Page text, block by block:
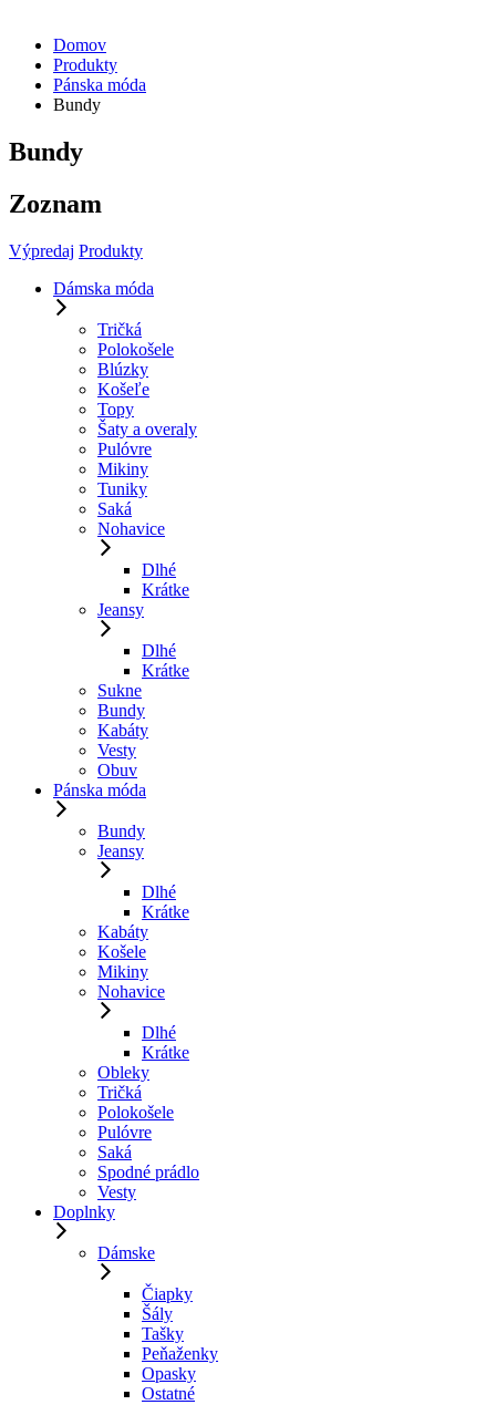
Domov
Produkty
Pánska móda
Bundy
Bundy
Zoznam
Výpredaj Produkty
Dámska móda
Tričká
Polokošele
Blúzky
Košeľe
Topy
Šaty a overaly
Pulóvre
Mikiny
Tuniky
Saká
Nohavice
Dlhé
Krátke
Jeansy
Dlhé
Krátke
Sukne
Bundy
Kabáty
Vesty
Obuv
Pánska móda
Bundy
Jeansy
Dlhé
Krátke
Kabáty
Košele
Mikiny
Nohavice
Dlhé
Krátke
Obleky
Tričká
Polokošele
Pulóvre
Saká
Spodné prádlo
Vesty
Doplnky
Dámske
Čiapky
Šály
Tašky
Peňaženky
Opasky
Ostatné